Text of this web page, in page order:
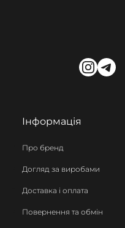
Інформація
Про бренд
Догляд за виробами
Доставка і оплата
Повернення та обмін